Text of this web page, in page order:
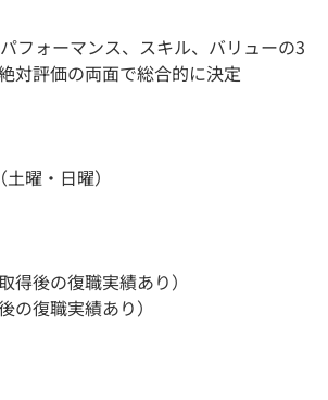
フォーマンス、スキル、バリューの3
対評価の両面で総合的に決定
曜・日曜）
得後の復職実績あり）
の復職実績あり）